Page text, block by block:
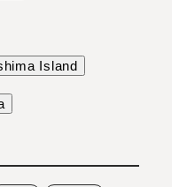
Island